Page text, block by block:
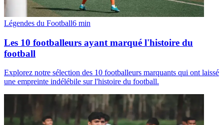
Légendes du Football6 min
Les 10 footballeurs ayant marqué l'histoire du
football
Explorez notre sélection des 10 footballeurs marquants qui ont laissé
une empreinte indélébile sur l'histoire du football.